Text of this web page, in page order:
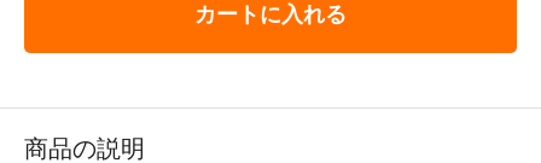
カートに入れる
商品の説明